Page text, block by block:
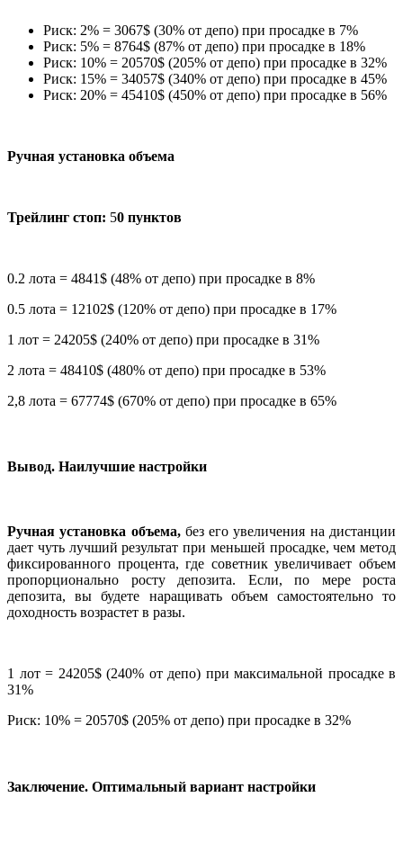
Риск: 2% = 3067$ (30% от депо) при просадке в 7%
Риск: 5% = 8764$ (87% от депо) при просадке в 18%
Риск: 10% = 20570$ (205% от депо) при просадке в 32%
Риск: 15% = 34057$ (340% от депо) при просадке в 45%
Риск: 20% = 45410$ (450% от депо) при просадке в 56%
Ручная установка объема
Трейлинг стоп: 50 пунктов
0.2 лота = 4841$ (48% от депо) при просадке в 8%
0.5 лота = 12102$ (120% от депо) при просадке в 17%
1 лот = 24205$ (240% от депо) при просадке в 31%
2 лота = 48410$ (480% от депо) при просадке в 53%
2,8 лота = 67774$ (670% от депо) при просадке в 65%
Вывод. Наилучшие настройки
Ручная установка объема, без его увеличения на дистанции
дает чуть лучший результат при меньшей просадке, чем метод
фиксированного процента, где советник увеличивает объем
пропорционально росту депозита. Если, по мере роста
депозита, вы будете наращивать объем самостоятельно то
доходность возрастет в разы.
1 лот = 24205$ (240% от депо) при максимальной просадке в
31%
Риск: 10% = 20570$ (205% от депо) при просадке в 32%
Заключение. Оптимальный вариант настройки